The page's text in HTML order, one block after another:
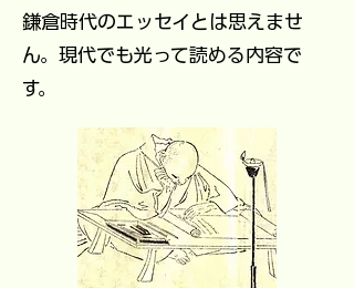
鎌倉時代のエッセイとは思えませ
ん。現代でも光って読める内容で
す。